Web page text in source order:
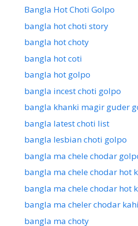
Bangla Hot Choti Golpo
bangla hot choti story
bangla hot choty
bangla hot coti
bangla hot golpo
bangla incest choti golpo
bangla khanki magir guder
bangla latest choti list
bangla lesbian choti golpo
bangla ma chele chodar
bangla ma chele chodar hot
bangla ma chele chodar hot
bangla ma cheler chodar
bangla ma choty